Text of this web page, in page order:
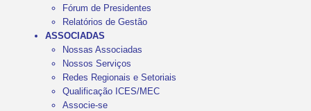
Fórum de Presidentes
Relatórios de Gestão
ASSOCIADAS
Nossas Associadas
Nossos Serviços
Redes Regionais e Setoriais
Qualificação ICES/MEC
Associe-se